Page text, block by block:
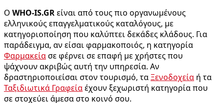
Ο WHO-IS.GRείναι από τους πιο οργανωμένους
ελληνικούς επαγγελματικούς καταλόγους, με
κατηγοριοποίηση που καλύπτει δεκάδες κλάδους. Για
παράδειγμα, αν είσαι φαρμακοποιός, η κατηγορία
Φαρμακείασε φέρνει σε επαφή με χρήστες που
ψάχνουν ακριβώς αυτή την υπηρεσία. Αν
δραστηριοποιείσαι στον τουρισμό, ταΞενοδοχεία ή τα
Ταξιδιωτικά Γραφείαέχουν ξεχωριστή κατηγορία που
σε στοχεύει άμεσα στο κοινό σου.